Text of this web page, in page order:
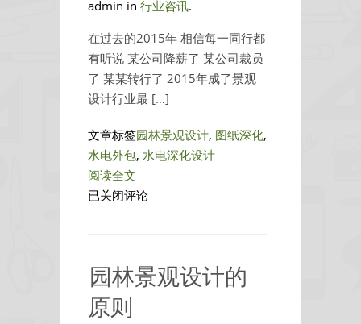
公
司
绘
制，
何
控
制
施
节？
admin in 行业咨讯.
在过去的2015年 相信每一同行都
有听说 某公司降薪了 某公司裁员
了 某某转行了 2015年成了景观
设计行业最 […]
文章标签园林景观设计, 图纸深化,
水电外包, 水电深化设计
阅读全文
景
路
在
何
已关闭评论
园林景观设计的
原则